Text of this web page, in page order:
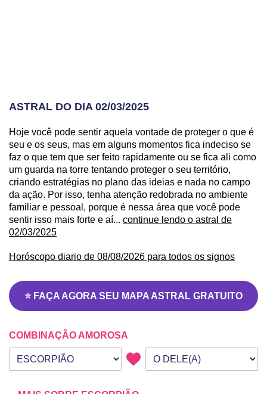
ASTRAL DO DIA 02/03/2025
Hoje você pode sentir aquela vontade de proteger o que é
seu e os seus, mas em alguns momentos fica indeciso se
faz o que tem que ser feito rapidamente ou se fica ali como
um guarda na torre tentando proteger o seu território,
criando estratégias no plano das ideias e nada no campo
da ação. Por isso, tenha atenção redobrada no ambiente
familiar e pessoal, porque é nessa área que você pode
sentir isso mais forte e aí... continue lendo o astral de
02/03/2025
Horóscopo diario de 08/08/2026 para todos os signos
⭐ FAÇA AGORA SEU MAPA ASTRAL GRATUITO
COMBINAÇÃO AMOROSA
Seu signo
Signo da outra pessoa